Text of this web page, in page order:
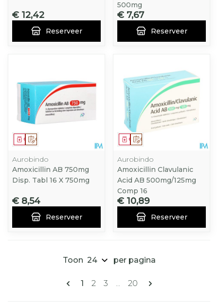
€ 12,42
Reserveer
500mg
€ 7,67
Reserveer
Op voorschrift
Geneesmiddel
Aurobindo
Amoxicillin AB 750mg
Disp. Tabl 16 X 750mg
€ 8,54
Reserveer
Op voorschrift
Geneesmiddel
Aurobindo
Amoxicillin Clavulanic
Acid AB 500mg/125mg
Comp 16
€ 10,89
Reserveer
Pagina's
U lees momenteel pagina
1 Pagina
2 Pagina
3 ... Pagina
20
Toon per pagina